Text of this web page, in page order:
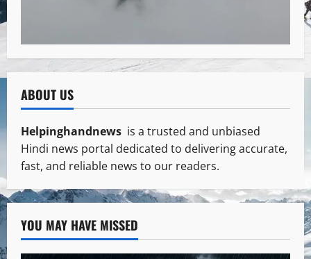
ABOUT US
Helpinghandnews is a trusted and unbiased
Hindi news portal dedicated to delivering accurate,
fast, and reliable news to our readers.
YOU MAY HAVE MISSED